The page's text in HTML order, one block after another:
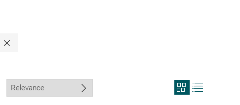
Close
View
search